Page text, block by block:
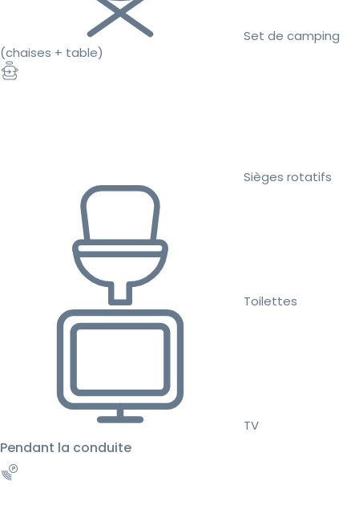
Set de camping
(chaises + table)
Sièges rotatifs
Toilettes
TV
Pendant la conduite